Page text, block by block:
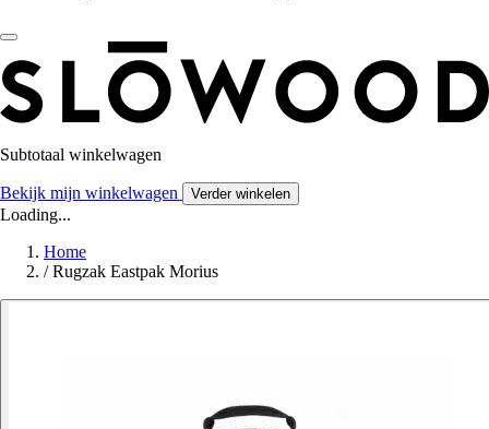
Subtotaal winkelwagen
Bekijk mijn winkelwagen Verder winkelen
Loading...
Home
/ Rugzak Eastpak Morius